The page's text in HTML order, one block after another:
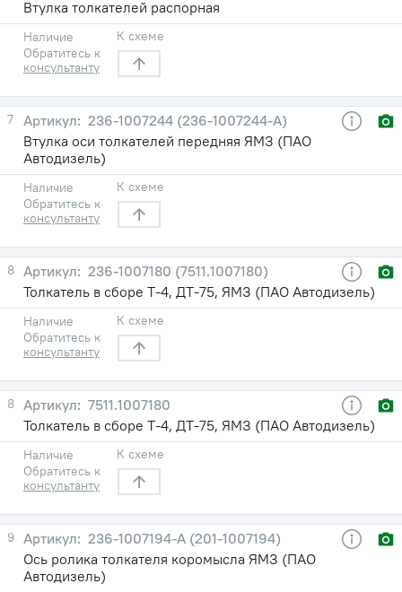
Втулка толкателей распорная
Наличие
Обратитесь к
консультанту
К схеме
7
236-1007244 (236-1007244-А)
Втулка оси толкателей передняя ЯМЗ (ПАО
Автодизель)
Наличие
Обратитесь к
консультанту
К схеме
8
236-1007180 (7511.1007180)
Толкатель в сборе Т-4, ДТ-75, ЯМЗ (ПАО Автодизель)
Наличие
Обратитесь к
консультанту
К схеме
8
7511.1007180
Толкатель в сборе Т-4, ДТ-75, ЯМЗ (ПАО Автодизель)
Наличие
Обратитесь к
консультанту
К схеме
9
236-1007194-А (201-1007194)
Ось ролика толкателя коромысла ЯМЗ (ПАО
Автодизель)